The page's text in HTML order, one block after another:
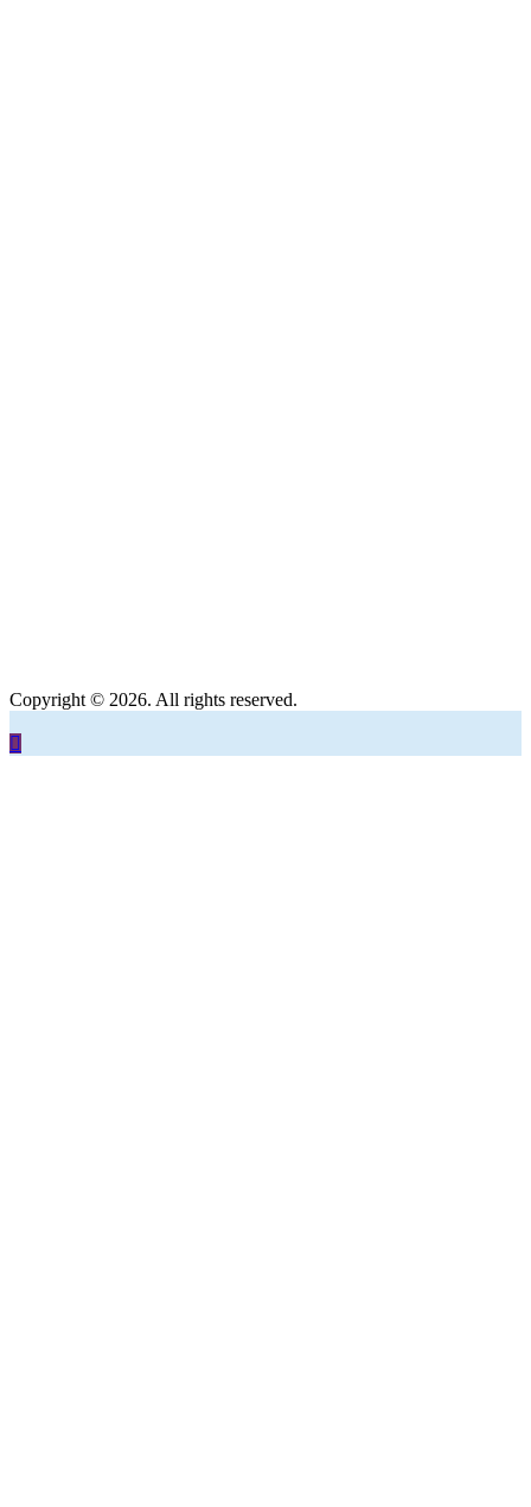
Copyright © 2026. All rights reserved.